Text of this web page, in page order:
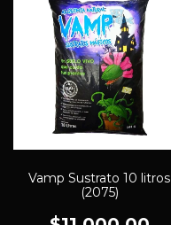
Vamp Sustrato 10 litros
(2075)